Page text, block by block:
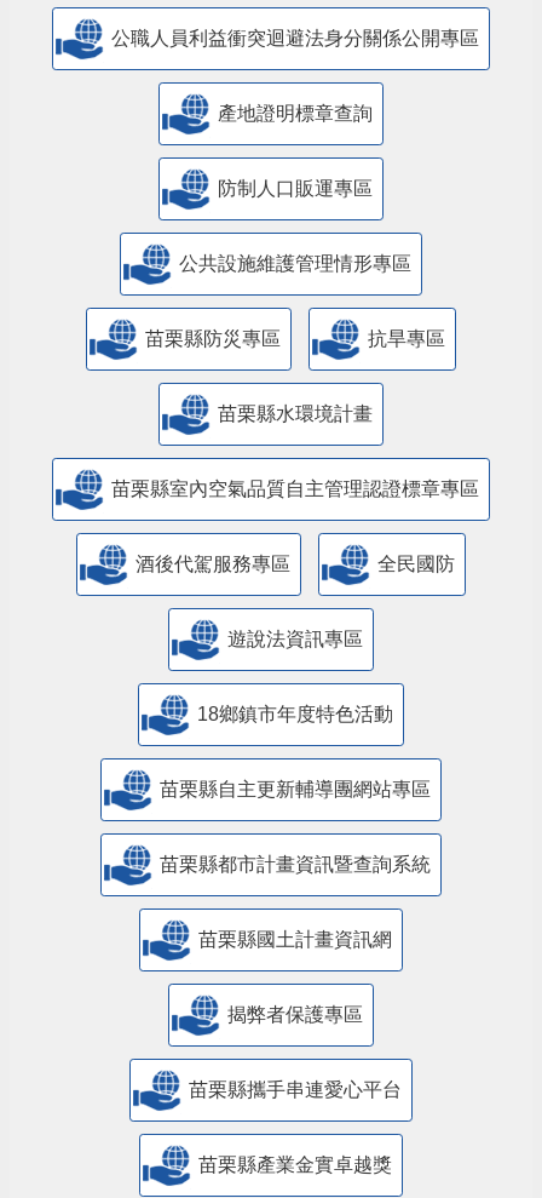
公職人員利益衝突迴避法身分關係公開專區
產地證明標章查詢
防制人口販運專區
​公共設施維護管理情形專區
苗栗縣防災專區 抗旱專區
苗栗縣水環境計畫
苗栗縣室內空氣品質自主管理認證標章專區
酒後代駕服務專區 全民國防
遊說法資訊專區
18鄉鎮市年度特色活動
苗栗縣自主更新輔導團網站專區
苗栗縣都市計畫資訊暨查詢系統
苗栗縣國土計畫資訊網
揭弊者保護專區
苗栗縣攜手串連愛心平台
苗栗縣產業金實卓越獎